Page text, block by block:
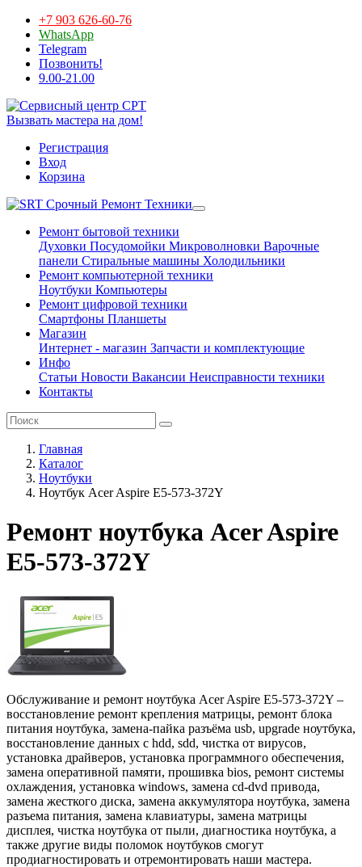
+7 903 626-60-76
WhatsApp
Telegram
Позвонить!
9.00-21.00
Вызвать мастера на дом!
Регистрация
Вход
Корзина
Срочный Ремонт Техники
Ремонт бытовой техники
Духовки Посудомойки Микроволновки Варочные
панели Стиральные машины Холодильники
Ремонт компьютерной техники
Ноутбуки Компьютеры
Ремонт цифровой техники
Смартфоны Планшеты
Магазин
Интернет - магазин Запчасти и комплектующие
Инфо
Статьи Новости Вакансии Неисправности техники
Контакты
Главная
Каталог
Ноутбуки
Ноутбук Acer Aspire E5-573-372Y
Ремонт ноутбука Acer Aspire
E5-573-372Y
Обслуживание и ремонт ноутбука Acer Aspire E5-573-372Y –
восстановление ремонт крепления матрицы, ремонт блока
питания ноутбука, замена-пайка разъёма usb, upgrade ноутбука,
восстановление данных с hdd, sdd, чистка от вирусов,
установка драйверов, установка программного обеспечения,
замена оперативной памяти, прошивка bios, ремонт системы
охлаждения, установка windows, замена cd-dvd привода,
замена жесткого диска, замена аккумулятора ноутбука, замена
разъема питания, замена клавиатуры, замена матрицы
дисплея, чистка ноутбука от пыли, диагностика ноутбука, а
также другие виды поломок ноутбуков смогут
продиагностировать и отремонтировать наши мастера.